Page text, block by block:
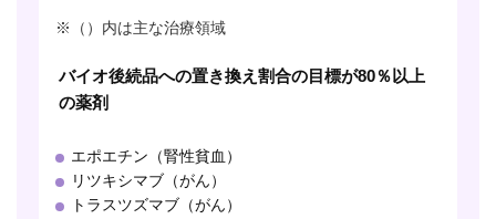
※（）内は主な治療領域
バイオ後続品への置き換え割合の目標が80％以上
の薬剤
エポエチン（腎性貧血）
リツキシマブ（がん）
トラスツズマブ（がん）